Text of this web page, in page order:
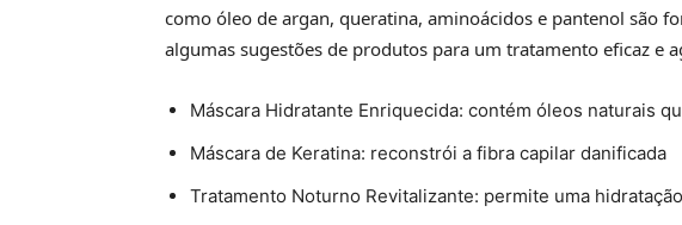
como óleo de argan, queratina, aminoácidos e pantenol são
algumas sugestões de produtos para um tratamento eficaz e
Máscara Hidratante Enriquecida: contém óleos naturais
Máscara de Keratina: reconstrói a fibra capilar danificada
Tratamento Noturno Revitalizante: permite uma